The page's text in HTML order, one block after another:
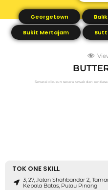
Georgetown
Bukit Mertajam
Senarai disusun secara rawak dan
TOK ONE SKILL
3, 27, Jalan Shahbandar 2,
Kepala Batas, Pulau Pinang